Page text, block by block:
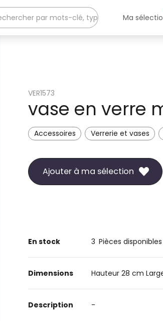
Ma
VER1573
vase en verre
Accessoires Verrerie et vases
Ajouter à ma sélection
En stock 3 Pièces disponibles
Dimensions Hauteur 28 cm
Description -